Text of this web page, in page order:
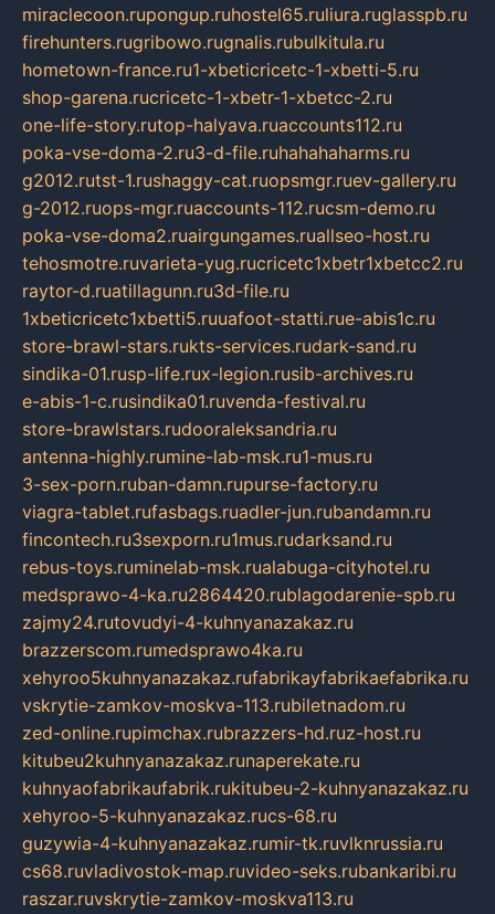
miraclecoon.rupongup.ruhostel65.ruliura.ruglasspb.ru
firehunters.rugribowo.rugnalis.rubulkitula.ru
hometown-france.ru1-xbeticricetc-1-xbetti-5.ru
shop-garena.rucricetc-1-xbetr-1-xbetcc-2.ru
one-life-story.rutop-halyava.ruaccounts112.ru
poka-vse-doma-2.ru3-d-file.ruhahahaharms.ru
g2012.rutst-1.rushaggy-cat.ruopsmgr.ruev-gallery.ru
g-2012.ruops-mgr.ruaccounts-112.rucsm-demo.ru
poka-vse-doma2.ruairgungames.ruallseo-host.ru
tehosmotre.ruvarieta-yug.rucricetc1xbetr1xbetcc2.ru
raytor-d.ruatillagunn.ru3d-file.ru
1xbeticricetc1xbetti5.ruuafoot-statti.rue-abis1c.ru
store-brawl-stars.rukts-services.rudark-sand.ru
sindika-01.rusp-life.rux-legion.rusib-archives.ru
e-abis-1-c.rusindika01.ruvenda-festival.ru
store-brawlstars.rudooraleksandria.ru
antenna-highly.rumine-lab-msk.ru1-mus.ru
3-sex-porn.ruban-damn.rupurse-factory.ru
viagra-tablet.rufasbags.ruadler-jun.rubandamn.ru
fincontech.ru3sexporn.ru1mus.rudarksand.ru
rebus-toys.ruminelab-msk.rualabuga-cityhotel.ru
medsprawo-4-ka.ru2864420.rublagodarenie-spb.ru
zajmy24.rutovudyi-4-kuhnyanazakaz.ru
brazzerscom.rumedsprawo4ka.ru
xehyroo5kuhnyanazakaz.rufabrikayfabrikaefabrika.ru
vskrytie-zamkov-moskva-113.rubiletnadom.ru
zed-online.rupimchax.rubrazzers-hd.ruz-host.ru
kitubeu2kuhnyanazakaz.runaperekate.ru
kuhnyaofabrikaufabrik.rukitubeu-2-kuhnyanazakaz.ru
xehyroo-5-kuhnyanazakaz.rucs-68.ru
guzywia-4-kuhnyanazakaz.rumir-tk.ruvlknrussia.ru
cs68.ruvladivostok-map.ruvideo-seks.rubankaribi.ru
raszar.ruvskrytie-zamkov-moskva113.ru